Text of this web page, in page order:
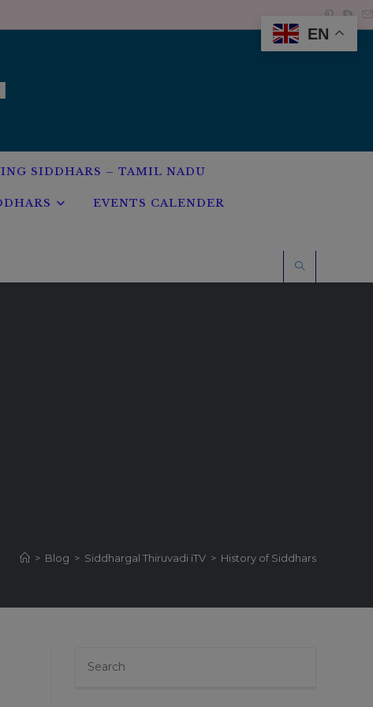
SIDDHARS – TAMIL NADU
EVENTS CALENDER
> Blog > Siddhargal Thiruvadi iTV > History of Siddhars
EN